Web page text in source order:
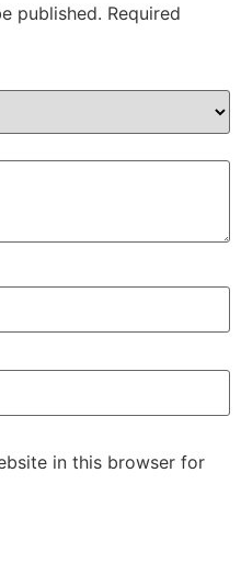
published. Required
in this browser for